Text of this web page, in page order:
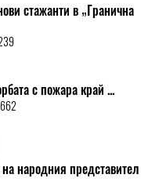
стажанти в „Гранична
с пожара край ...
народния представител